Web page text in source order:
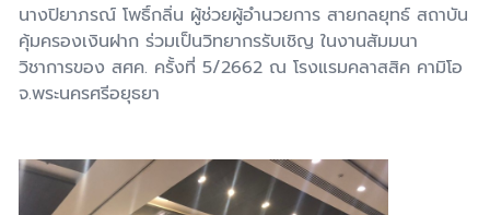
นางปิยาภรณ์ โพธิ์กลิ่น ผู้ช่วยผู้อำนวยการ สายกลยุทธ์ สถาบัน
คุ้มครองเงินฝาก ร่วมเป็นวิทยากรรับเชิญ ในงานสัมมนา
วิชาการของ สศค. ครั้งที่ 5/2662 ณ โรงแรมคลาสสิค คามิโอ
จ.พระนครศรีอยุธยา